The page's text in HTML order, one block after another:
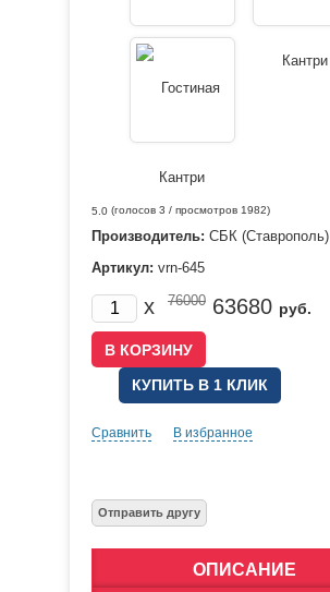
5.0 (голосов 3 / просмотров 1982)
Производитель: СБК (Ставрополь)
Артикул: vrn-645
x 76000 63680 руб.
КУПИТЬ В 1 КЛИК
Сравнить В избранное
ОПИСАНИЕ